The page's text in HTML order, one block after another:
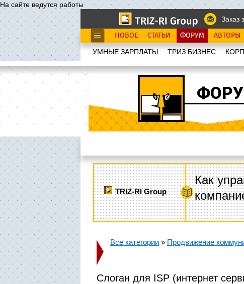
На сайте ведутся работы
Заказ
НОВОЕ СТАТЬИ ФОРУМ АВТОРЫ
УМНЫЕ ЗАРПЛАТЫ ТРИЗ.БИЗНЕС
TRIZ-RI Group
Как
Все категории » Продвижение
Слоган для ISP (интернет